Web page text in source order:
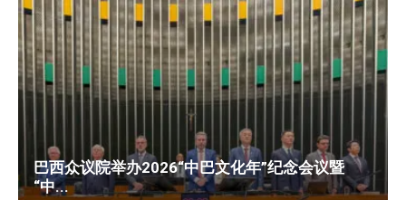
巴西众议院举办2026“中巴文化年”纪念会议暨
“中...